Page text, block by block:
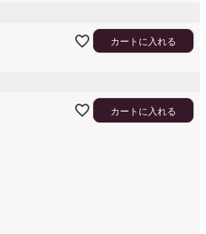
カートに入れる
カートに入れる